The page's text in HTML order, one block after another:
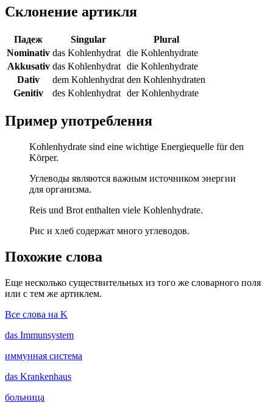
Склонение артикля
Падеж Singular
Plural
Nominativ das Kohlenhydrat die Kohlenhydrate
Akkusativ das Kohlenhydrat die Kohlenhydrate
Dativ
dem Kohlenhydrat den Kohlenhydraten
Genitiv
des Kohlenhydrat der Kohlenhydrate
Пример употребления
Kohlenhydrate sind eine wichtige Energiequelle für den
Körper.
Углеводы являются важным источником энергии
для организма.
Reis und Brot enthalten viele Kohlenhydrate.
Рис и хлеб содержат много углеводов.
Похожие слова
Еще несколько существительных из того же словарного поля
или с тем же артиклем.
Все слова на K
das Immunsystem
иммунная система
das Krankenhaus
больница